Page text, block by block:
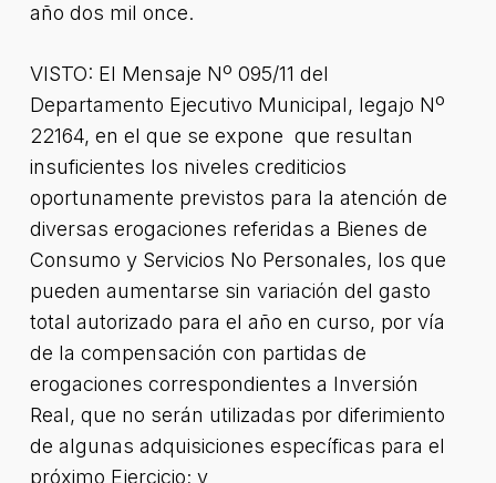
año dos mil once.
VISTO: El Mensaje Nº 095/11 del
Departamento Ejecutivo Municipal, legajo Nº
22164, en el que se expone que resultan
insuficientes los niveles crediticios
oportunamente previstos para la atención de
diversas erogaciones referidas a Bienes de
Consumo y Servicios No Personales, los que
pueden aumentarse sin variación del gasto
total autorizado para el año en curso, por vía
de la compensación con partidas de
erogaciones correspondientes a Inversión
Real, que no serán utilizadas por diferimiento
de algunas adquisiciones específicas para el
próximo Ejercicio; y